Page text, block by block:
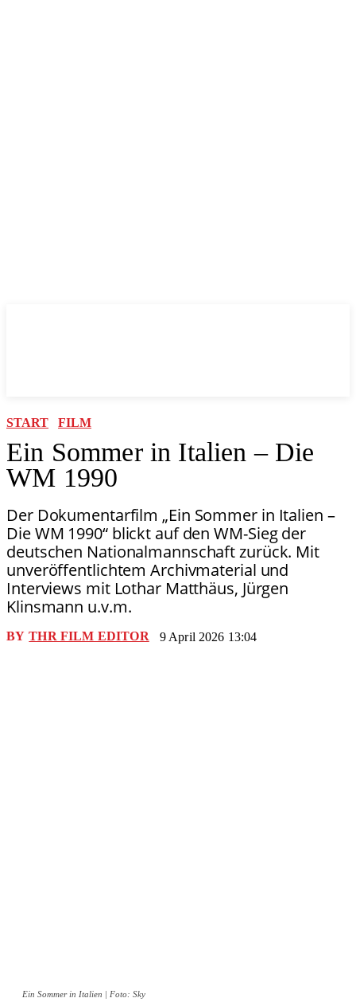
START FILM
Ein Sommer in Italien – Die
WM 1990
Der Dokumentarfilm „Ein Sommer in Italien –
Die WM 1990“ blickt auf den WM-Sieg der
deutschen Nationalmannschaft zurück. Mit
unveröffentlichtem Archivmaterial und
Interviews mit Lothar Matthäus, Jürgen
Klinsmann u.v.m.
BY THR FILM EDITOR 9 April 2026 13:04
Ein Sommer in Italien | Foto: Sky